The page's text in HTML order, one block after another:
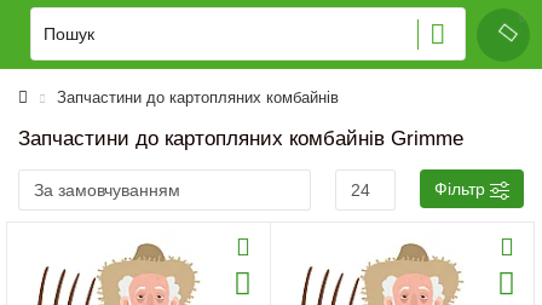
Запчастини до картопляних комбайнів
Запчастини до картопляних комбайнів Grimme
Фільтр